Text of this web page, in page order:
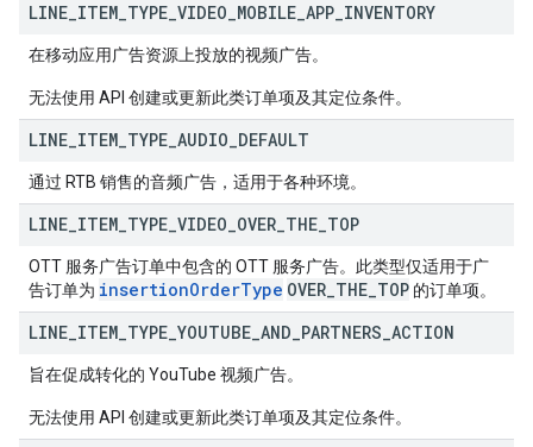
LINE ITEM TYPE VIDEO MOBILE APP INVENTORY
在移动应用广告资源上投放的视频广告。
无法使用 API 创建或更新此类订单项及其定位条件。
LINE ITEM TYPE AUDIO DEFAULT
通过 RTB 销售的音频广告，适用于各种环境。
LINE ITEM TYPE VIDEO OVER THE TOP
OTT 服务广告订单中包含的 OTT 服务广告。此类型仅适用于广
告订单为 insertionOrderType OVER THE TOP 的订单项。
LINE ITEM TYPE YOUTUBE AND PARTNERS ACTION
旨在促成转化的 YouTube 视频广告。
无法使用 API 创建或更新此类订单项及其定位条件。